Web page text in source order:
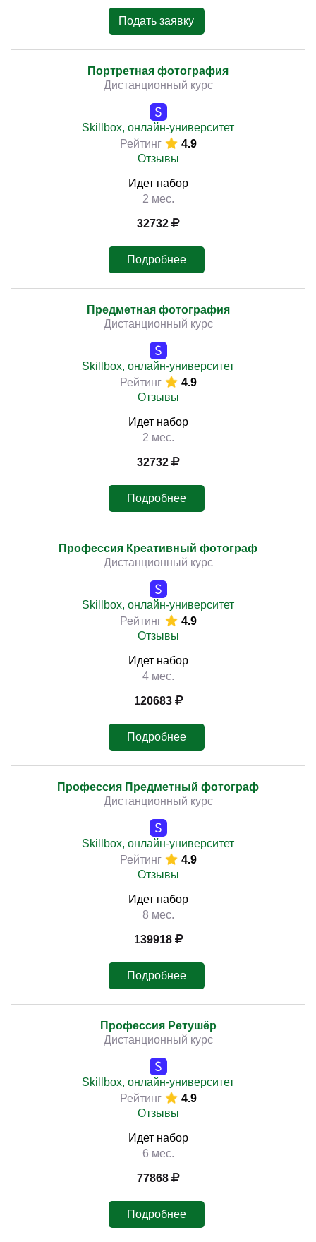
Подать заявку
Портретная фотография
Дистанционный курс
Skillbox, онлайн-университет
Рейтинг
4.9
Отзывы
Идет набор
2 мес.
32732
Подробнее
Предметная фотография
Дистанционный курс
Skillbox, онлайн-университет
Рейтинг
4.9
Отзывы
Идет набор
2 мес.
32732
Подробнее
Профессия Креативный фотограф
Дистанционный курс
Skillbox, онлайн-университет
Рейтинг
4.9
Отзывы
Идет набор
4 мес.
120683
Подробнее
Профессия Предметный фотограф
Дистанционный курс
Skillbox, онлайн-университет
Рейтинг
4.9
Отзывы
Идет набор
8 мес.
139918
Подробнее
Профессия Ретушёр
Дистанционный курс
Skillbox, онлайн-университет
Рейтинг
4.9
Отзывы
Идет набор
6 мес.
77868
Подробнее